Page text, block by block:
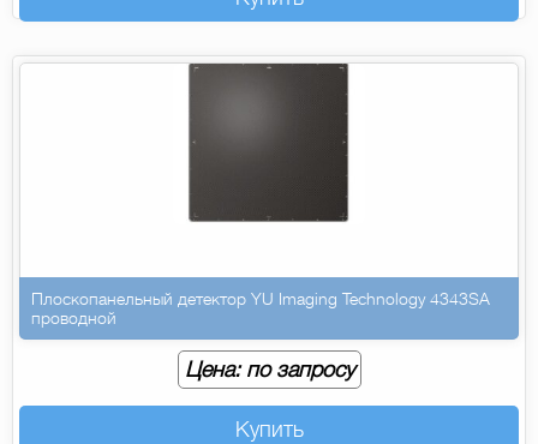
Плоскопанельный детектор YU Imaging Technology 4343SA
проводной
Цена: по запросу
Купить